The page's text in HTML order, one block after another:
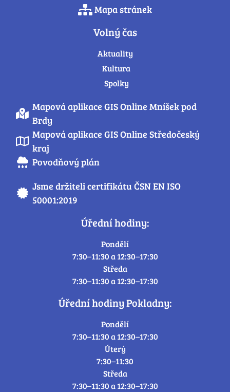
Mapa stránek
Volný čas
Aktuality
Kultura
Spolky
Mapová aplikace GIS Online Mníšek pod
Brdy
Mapová aplikace GIS Online Středočeský
kraj
Povodňový plán
Jsme držiteli certifikátu ČSN EN ISO
50001:2019
Úřední hodiny:
Pondělí
7:30–11:30 a 12:30–17:30
Středa
7:30–11:30 a 12:30–17:30
Úřední hodiny Pokladny:
Pondělí
7:30–11:30 a 12:30–17:30
Úterý
7:30–11:30
Středa
7:30–11:30 a 12:30–17:30